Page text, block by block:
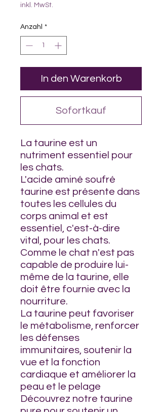
inkl. MwSt.
Anzahl *
In den Warenkorb
Sofortkauf
La taurine est un
nutriment essentiel pour
les chats.
L'acide aminé soufré
taurine est présente dans
toutes les cellules du
corps animal et est
essentiel, c'est-à-dire
vital, pour les chats.
Comme le chat n'est pas
capable de produire lui-
même de la taurine, elle
doit être fournie avec la
nourriture.
La taurine peut favoriser
le métabolisme, renforcer
les défenses
immunitaires, soutenir la
vue et la fonction
cardiaque et améliorer la
peau et le pelage
Découvrez notre taurine